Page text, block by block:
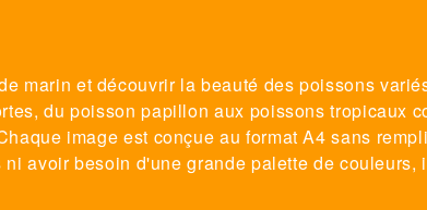
marin et découvrir la beauté des poissons
du poisson papillon aux poissons tropicaux
image est conçue au format A4 sans
avoir besoin d'une grande palette de